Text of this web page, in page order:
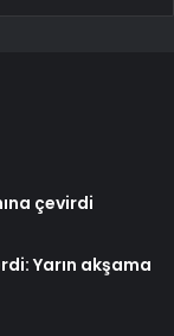
çevirdi
Yarın akşama